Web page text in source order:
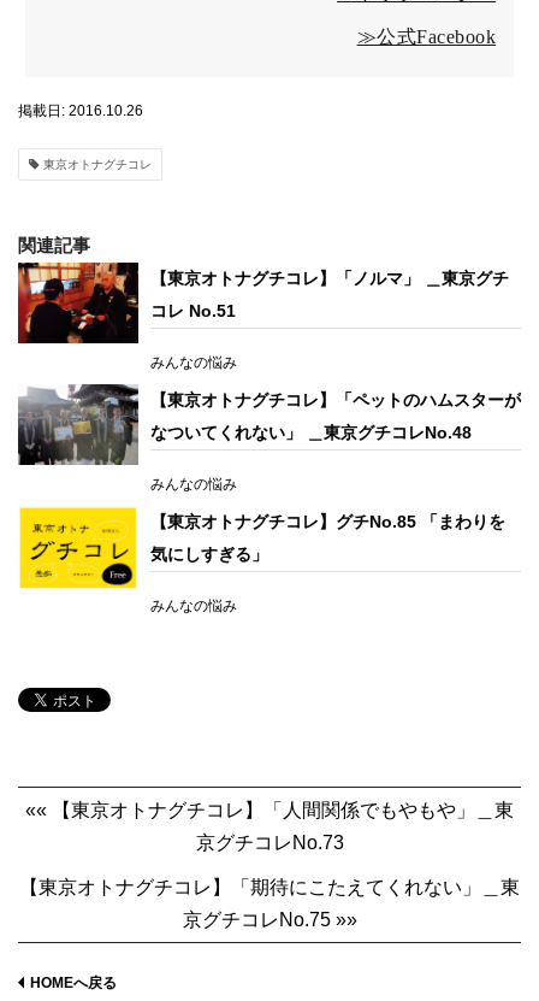
≫公式Facebook
掲載日: 2016.10.26
東京オトナグチコレ
関連記事
【東京オトナグチコレ】「ノルマ」 ＿東京グチ
コレ No.51
みんなの悩み
【東京オトナグチコレ】「ペットのハムスターが
なついてくれない」 ＿東京グチコレNo.48
みんなの悩み
【東京オトナグチコレ】グチNo.85 「まわりを
気にしすぎる」
みんなの悩み
«« 【東京オトナグチコレ】「人間関係でもやもや」＿東
京グチコレNo.73
【東京オトナグチコレ】「期待にこたえてくれない」＿東
京グチコレNo.75 »»
HOMEへ戻る